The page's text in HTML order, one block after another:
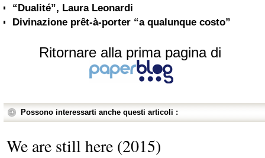
“Dualité”, Laura Leonardi
Divinazione prêt-à-porter “a qualunque costo”
Ritornare alla prima pagina di
Possono interessarti anche questi articoli :
We are still here (2015)